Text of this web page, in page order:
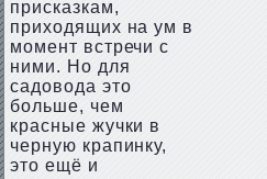
присказкам,
приходящих на ум в
момент встречи с
ними. Но для
садовода это
больше, чем
красные жучки в
черную крапинку,
это ещё и